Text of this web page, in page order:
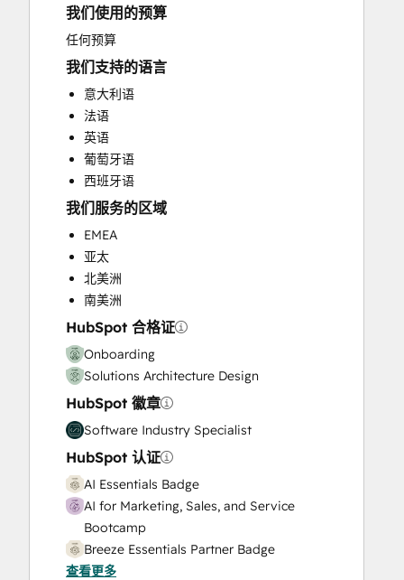
Sales Coaching and Training
Sales Enablement
Website Development
Website Migration
我们使用的预算
任何预算
我们支持的语言
意大利语
法语
英语
葡萄牙语
西班牙语
我们服务的区域
EMEA
亚太
北美洲
南美洲
HubSpot 合格证
Onboarding
Solutions Architecture Design
HubSpot 徽章
Software Industry Specialist
HubSpot 认证
AI Essentials Badge
AI for Marketing, Sales, and Service
Bootcamp
Breeze Essentials Partner Badge
CRM Customization Bootcamp for
查看更多